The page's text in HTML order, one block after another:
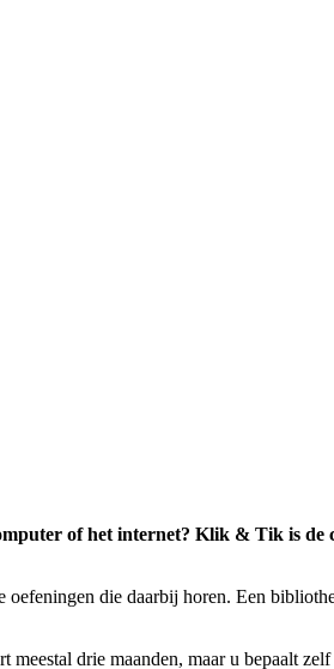
of het internet? Klik & Tik is de
oefeningen die daarbij horen. Een
meestal drie maanden, maar u bepaalt